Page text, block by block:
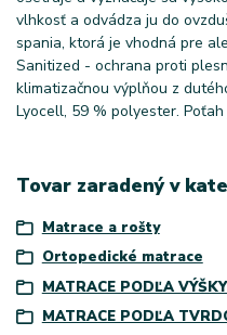
vlhkosť a odvádza ju do
spania, ktorá je vhodná pre
Sanitized - ochrana proti
klimatizačnou výplňou z
Lyocell, 59 % polyester.
Tovar zaradený v
Matrace a rošty
Ortopedické matrace
MATRACE PODĽA
MATRACE PODĽA